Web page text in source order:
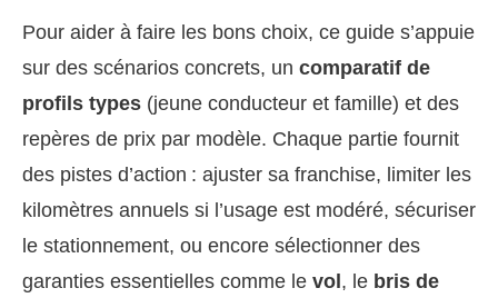
Pour aider à faire les bons choix, ce guide s’appuie
sur des scénarios concrets, un comparatif de
profils types (jeune conducteur et famille) et des
repères de prix par modèle. Chaque partie fournit
des pistes d’action : ajuster sa franchise, limiter les
kilomètres annuels si l’usage est modéré, sécuriser
le stationnement, ou encore sélectionner des
garanties essentielles comme le vol , le bris de